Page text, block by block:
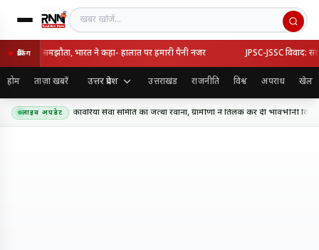
खबर खोजें
ब्रेकिंग
का रक्षा समझौता, भारत ने कहा- हालात पर हमारी पैनी नजर JPSC-JSSC विवाद:
होम ताज़ा खबरें उत्तर प्रदेश उत्तराखंड राजनीति विश्व अपराध खेल
लाइव अपडेट
के लिए शिव शक्ति कांवरिया सेवा समिति का जत्था रवाना, ग्रामीणों ने तिलक कर दी भावभीनी विदाई